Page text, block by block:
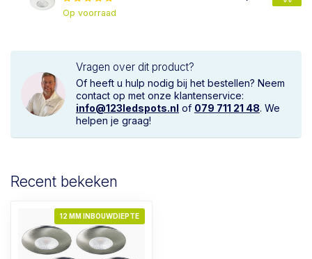
Op voorraad
Vragen over dit product?
Of heeft u hulp nodig bij het bestellen? Neem
contact op met onze klantenservice:
info@123ledspots.nl of 079 711 21 48. We
helpen je graag!
Recent bekeken
12 MM INBOUWDIEPTE